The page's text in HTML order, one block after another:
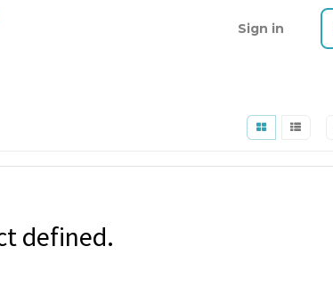
Sign in
defined.